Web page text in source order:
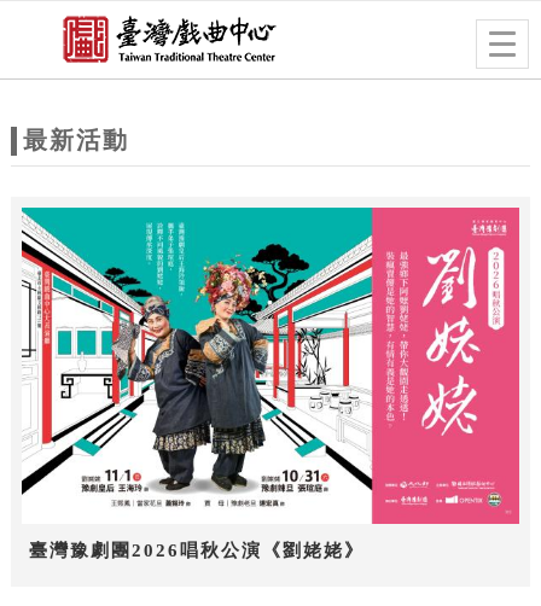
站
題
跳到主要內容
網站導覽
最新活動
臺灣豫劇團2026唱秋公演《劉姥姥》